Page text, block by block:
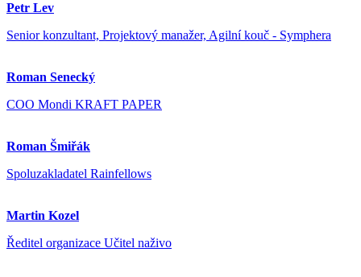
Petr Lev
Senior konzultant, Projektový manažer, Agilní kouč - Symphera
Roman Senecký
COO Mondi KRAFT PAPER
Roman Šmiřák
Spoluzakladatel Rainfellows
Martin Kozel
Ředitel organizace Učitel naživo